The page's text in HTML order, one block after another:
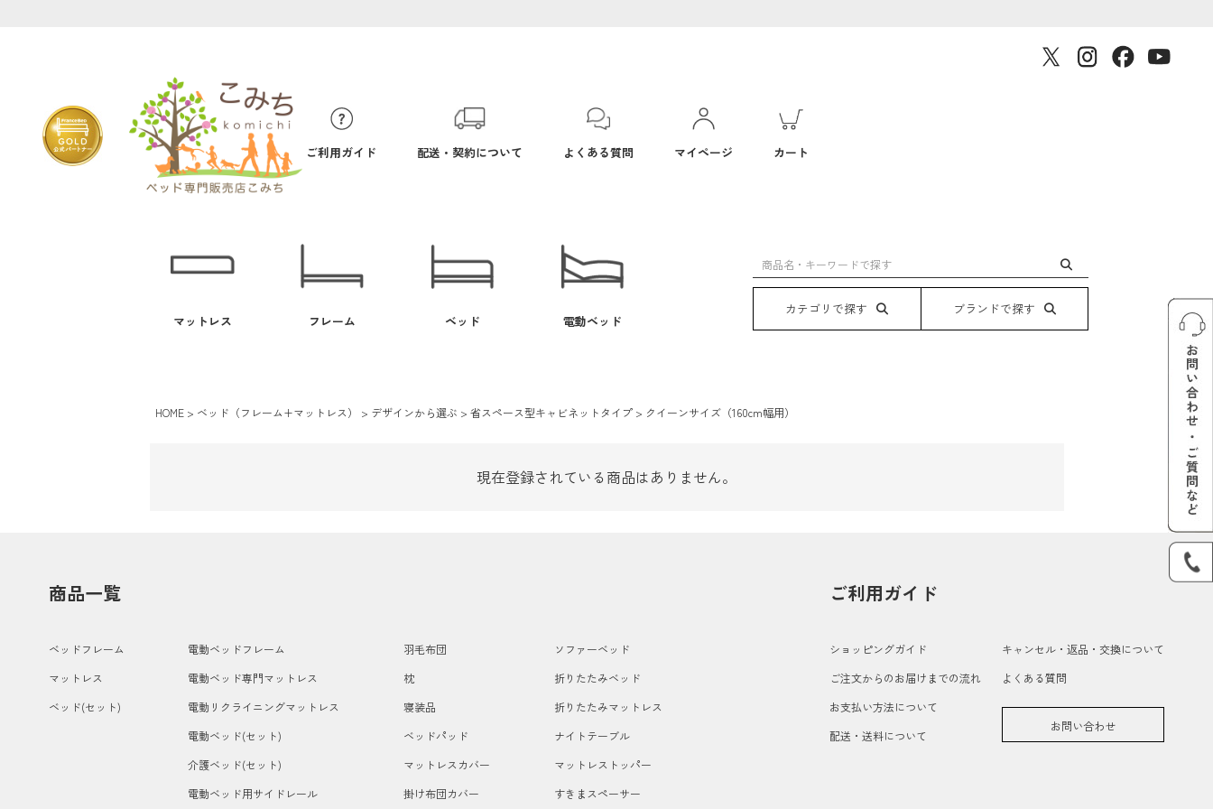
ご利用ガイド 配送・契約について よくある質問 マイページ カート
マットレス フレーム ベッド 電動ベッド
カテゴリで探す ブランドで探す
HOME ベッド（フレーム+マットレス） デザインから選ぶ 省スペース型キャビネットタイプ クイーンサイズ（160cm幅用）
現在登録されている商品はありません。
商品一覧
ベッドフレーム
マットレス
ベッド(セット)
電動ベッドフレーム
電動ベッド専門マットレス
電動リクライニングマットレス
電動ベッド(セット)
介護ベッド(セット)
電動ベッド用サイドレール
羽毛布団
枕
寝装品
ベッドパッド
マットレスカバー
掛け布団カバー
ソファーベッド
折りたたみベッド
折りたたみマットレス
ナイトテーブル
マットレストッパー
すきまスペーサー
ご利用ガイド
ショッピングガイド
ご注文からのお届けまでの流れ
お支払い方法について
配送・送料について
キャンセル・返品・交換について
よくある質問
お問い合わせ